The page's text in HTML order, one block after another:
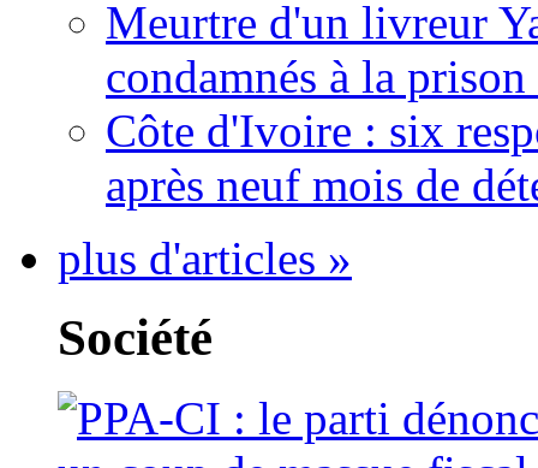
Meurtre d'un livreur
condamnés à la
Côte d'Ivoire : six
après neuf mois de
plus d'articles »
Société